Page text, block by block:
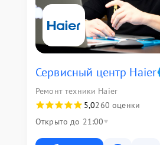
Сервисный центр Haier
Ремонт техники Haier
5,0260 оценки
Открыто до 21:00